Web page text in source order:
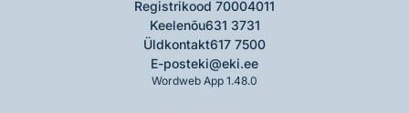
Registrikood 70004011
Keelenõu631 3731
Üldkontakt617 7500
E-posteki@eki.ee
Wordweb App 1.48.0